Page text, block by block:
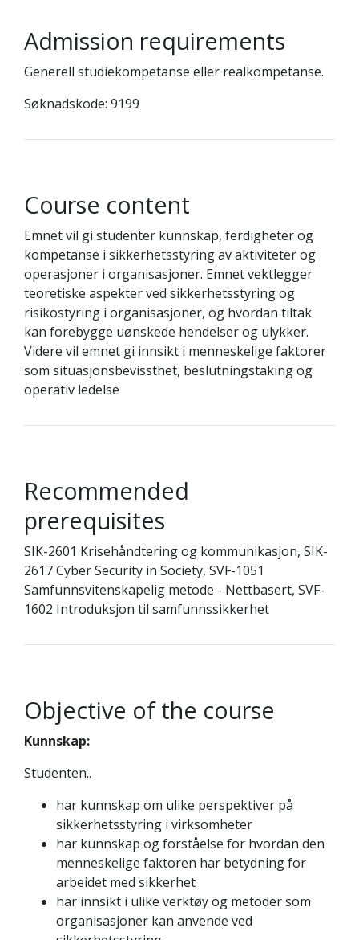
Admission requirements
Generell studiekompetanse eller realkompetanse.
Søknadskode: 9199
Course content
Emnet vil gi studenter kunnskap, ferdigheter og
kompetanse i sikkerhetsstyring av aktiviteter og
operasjoner i organisasjoner. Emnet vektlegger
teoretiske aspekter ved sikkerhetsstyring og
risikostyring i organisasjoner, og hvordan tiltak
kan forebygge uønskede hendelser og ulykker.
Videre vil emnet gi innsikt i menneskelige faktorer
som situasjonsbevissthet, beslutningstaking og
operativ ledelse
Recommended
prerequisites
SIK-2601 Krisehåndtering og kommunikasjon, SIK-
2617 Cyber Security in Society, SVF-1051
Samfunnsvitenskapelig metode - Nettbasert, SVF-
1602 Introduksjon til samfunnssikkerhet
Objective of the course
Kunnskap:
Studenten..
har kunnskap om ulike perspektiver på
sikkerhetsstyring i virksomheter
har kunnskap og forståelse for hvordan den
menneskelige faktoren har betydning for
arbeidet med sikkerhet
har innsikt i ulike verktøy og metoder som
organisasjoner kan anvende ved